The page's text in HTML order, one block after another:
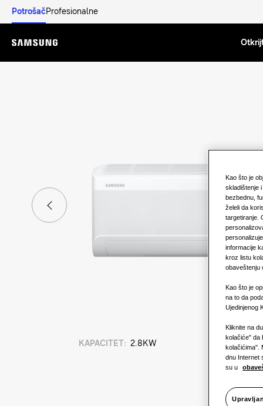
PotrošačProfesionalne
Menu
KAPACITET: 2.8KW
Kao što je
skladištenje
bezbednu,
želeli da
targetiranje.
informacije
kroz listu
obaveštenju
Kao što je
na to da
Ujedinjenog
Kliknite na
kolačiće" da
kolačićima".
dnu Internet
su u